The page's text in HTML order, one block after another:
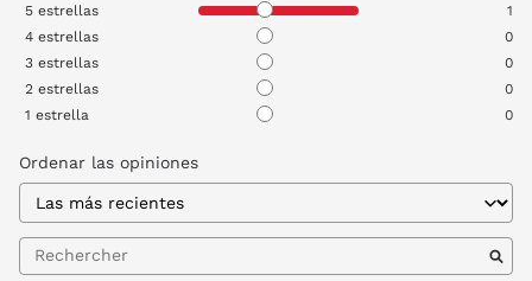
5 estrellas
1
4 estrellas
0
3 estrellas
0
2 estrellas
0
1 estrella 0
Ordenar las opiniones